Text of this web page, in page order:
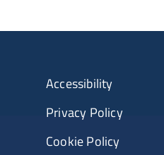
Accessibility
Privacy Policy
Cookie Policy